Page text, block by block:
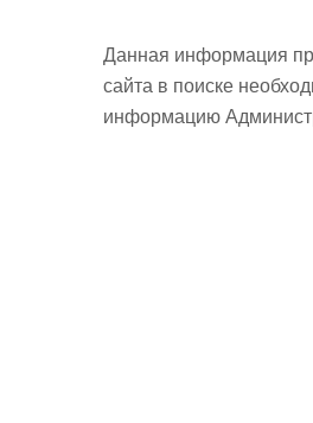
Данная информация
сайта в поиске
информацию